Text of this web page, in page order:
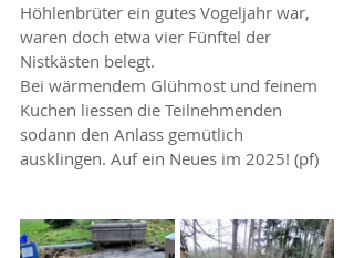
Höhlenbrüter ein gutes Vogeljahr war,
waren doch etwa vier Fünftel der
Nistkästen belegt.
Bei wärmendem Glühmost und feinem
Kuchen liessen die Teilnehmenden
sodann den Anlass gemütlich
ausklingen. Auf ein Neues im 2025! (pf)